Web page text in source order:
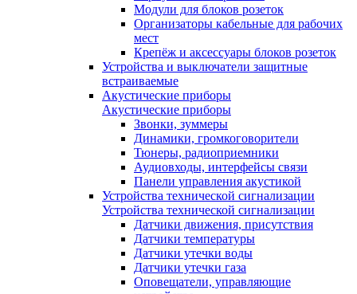
Модули для блоков розеток
Организаторы кабельные для рабочих
мест
Крепёж и аксессуары блоков розеток
Устройства и выключатели защитные
встраиваемые
Акустические приборы
Акустические приборы
Звонки, зуммеры
Динамики, громкоговорители
Тюнеры, радиоприемники
Аудиовходы, интерфейсы связи
Панели управления акустикой
Устройства технической сигнализации
Устройства технической сигнализации
Датчики движения, присутствия
Датчики температуры
Датчики утечки воды
Датчики утечки газа
Оповещатели, управляющие